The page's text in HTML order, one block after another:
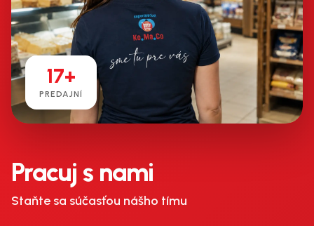
Pracuj s nami
Staňte sa súčasťou nášho tímu
17+
PREDAJNÍ